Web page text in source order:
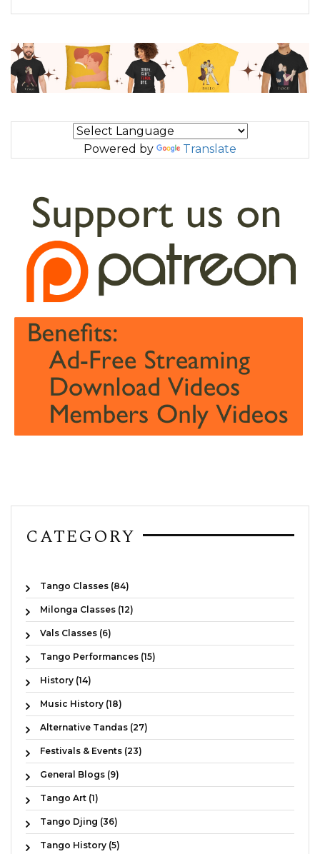
Powered by Translate
CATEGORY
Tango Classes (84)
Milonga Classes (12)
Vals Classes (6)
Tango Performances (15)
History (14)
Music History (18)
Alternative Tandas (27)
Festivals & Events (23)
General Blogs (9)
Tango Art (1)
Tango Djing (36)
Tango History (5)